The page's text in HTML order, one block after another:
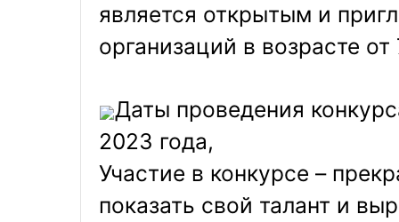
является открытым и
организаций в возрасте
Даты проведения
2023 года,
Участие в конкурсе –
показать свой талант и